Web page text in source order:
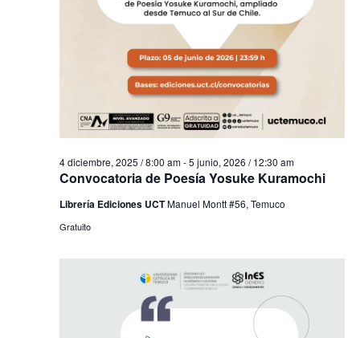
Convocatoria de Poesía Yosuke Kuramochi
4 diciembre, 2025 / 8:00 am-5 junio, 2026 / 12:30 am
Librería Ediciones UCTManuel Montt #56, Temuco
Gratuito